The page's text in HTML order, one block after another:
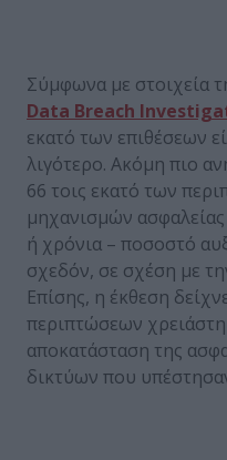
Σύμφωνα με στοιχεία
Data Breach
εκατό των επιθέσεων
λιγότερο. Ακόμη πιο
66 τοις εκατό των
μηχανισμών
ή χρόνια – ποσοστό
σχεδόν, σε σχέση με
Επίσης, η έκθεση
περιπτώσεων
αποκατάσταση της
δικτύων που